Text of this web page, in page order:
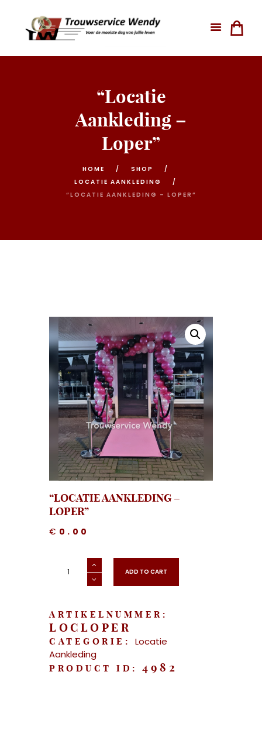
“Locatie
Aankleding –
Loper”
HOME
SHOP
LOCATIE AANKLEDING
“LOCATIE AANKLEDING – LOPER”
“LOCATIE AANKLEDING –
LOPER”
€ 0.00
Aankleding ADD TO CART
ARTIKELNUMMER:
LOCLOPER
CATEGORIE: Locatie
Aankleding
PRODUCT ID: 4982